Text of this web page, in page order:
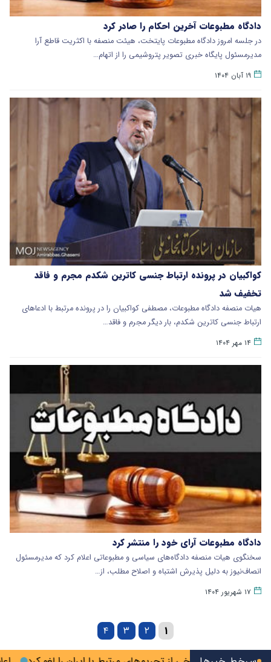
دادگاه مطبوعات آخرین احکام را صادر کرد
در جلسه امروز دادگاه مطبوعات پایتخت، هیئت منصفه با اکثریت قاطع آرا
مدیرمسئول پایگاه خبری تصویر پتروشیمی را از اتهام…
۱۹ آبان ۱۴۰۴
کواکبیان در پرونده ارتباط جنسی کاترین شکدم مجرم و فاقد
تخفیف شد
هیات منصفه دادگاه مطبوعات، مصطفی کواکبیان را در پرونده مرتبط با ادعاهای
ارتباط جنسی کاترین شکدم، بار دیگر مجرم و فاقد…
۱۴ مهر ۱۴۰۴
دادگاه مطبوعات آرای خود را منتشر کرد
سخنگوی هیات منصفه دادگاه‌های سیاسی و مطبوعاتی اعلام کرد که مدیرمسئول
انصاف‌نیوز به دلیل پذیرش اشتباه و اصلاح مطلب، از…
۱۷ شهریور ۱۴۰۴
۱ ۲ ۳ ۴